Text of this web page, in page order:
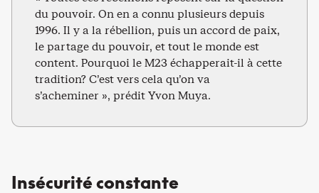
du pouvoir. On en a connu plusieurs depuis
1996. Il y a la rébellion, puis un accord de paix,
le partage du pouvoir, et tout le monde est
content. Pourquoi le M23 échapperait-il à cette
tradition? C’est vers cela qu’on va
s’acheminer », prédit Yvon Muya.
Insécurité constante